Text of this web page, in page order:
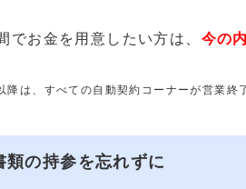
でお金を用意したい方は、 今の
は、すべての自動契約コーナーが営業終
類の持参を忘れずに